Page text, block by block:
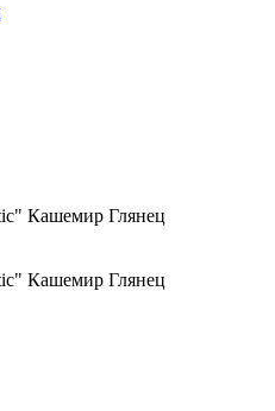
Кашемир Глянец
Кашемир Глянец